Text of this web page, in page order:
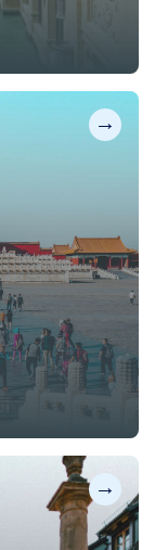
→
→